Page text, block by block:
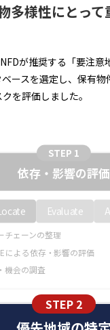
多様性にとっ
が推奨する「要注意
ースを選定し、保有
を評価しました。
STEP 1
依存・影響の評価
Evaluate
チェーンの整理
による依存・影響の評価
機会の調査
STEP 2